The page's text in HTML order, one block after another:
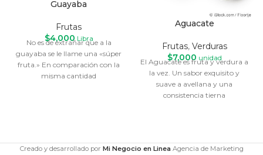
Guayaba
Frutas
$4,000Libra
No es de extrañar que a la
guayaba se le llame una «súper
fruta.» En comparación con la
misma cantidad
Aguacate
Frutas, Verduras
$7,000 unidad
El Aguacate es fruta y verdura a
la vez. Un sabor exquisito y
suave a avellana y una
consistencia tierna
Creado y desarrollado por Mi Negocio en Linea Agencia de Marketing